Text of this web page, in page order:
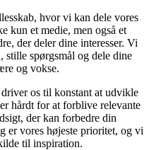
hvor vi kan dele vores
kun et medie, men også et
der deler dine interesser. Vi
stille spørgsmål og dele dine
og vokse.
os til konstant at udvikle
hårdt for at forblive relevante
der kan forbedre din
er vores højeste prioritet, og vi
til inspiration.